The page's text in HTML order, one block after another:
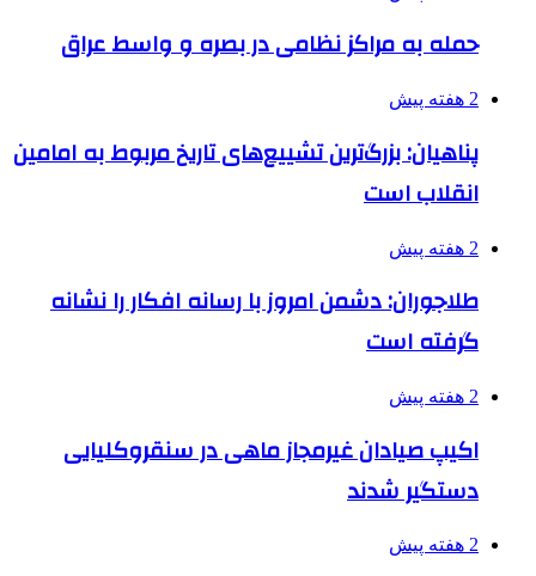
حمله به مراکز نظامی در بصره و واسط عراق
2 هفته پیش
پناهیان: بزرگ‌ترین تشییع‌های تاریخ مربوط به امامین
انقلاب است
2 هفته پیش
طلاجوران: دشمن امروز با رسانه افکار را نشانه
گرفته است
2 هفته پیش
اکیپ صیادان غیرمجاز ماهی در سنقروکلیایی
دستگیر شدند
2 هفته پیش